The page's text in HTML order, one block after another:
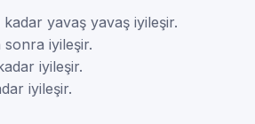
yavaş yavaş iyileşir.
iyileşir.
iyileşir.
iyileşir.